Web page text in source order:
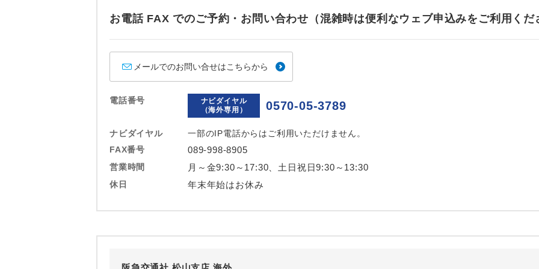
お電話 FAX でのご予約・お問い合わせ（混雑時は便利なウェブ申込みをご利用くだ
メールでのお問い合せはこちらから
電話番号
ナビダイヤル
（海外専用）
0570-05-3789
ナビダイヤル
一部のIP電話からはご利用いただけません。
FAX番号
089-998-8905
営業時間 月～金9:30～17:30、土日祝日9:30～13:30
休日 年末年始はお休み